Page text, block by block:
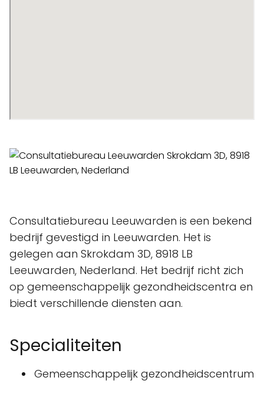
Consultatiebureau Leeuwarden is een bekend
bedrijf gevestigd in Leeuwarden. Het is
gelegen aan Skrokdam 3D, 8918 LB
Leeuwarden, Nederland. Het bedrijf richt zich
op gemeenschappelijk gezondheidscentra en
biedt verschillende diensten aan.
Specialiteiten
Gemeenschappelijk gezondheidscentrum